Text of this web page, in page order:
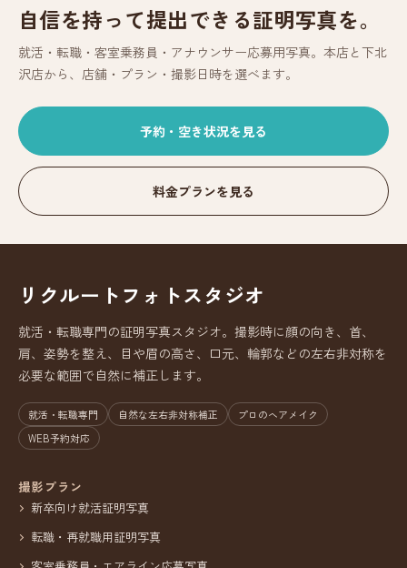
自信を持って提出できる証明写真を。
就活・転職・客室乗務員・アナウンサー応募用写真。本店と下北
沢店から、店舗・プラン・撮影日時を選べます。
予約・空き状況を見る
料金プランを見る
リクルートフォトスタジオ
就活・転職専門の証明写真スタジオ。撮影時に顔の向き、首、
肩、姿勢を整え、目や眉の高さ、口元、輪郭などの左右非対称を
必要な範囲で自然に補正します。
就活・転職専門 自然な左右非対称補正
プロのヘアメイク
WEB予約対応
撮影プラン
新卒向け就活証明写真
転職・再就職用証明写真